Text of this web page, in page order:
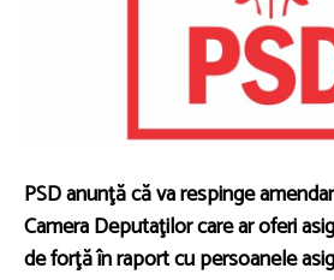
PSD anunţă că va respinge
Camera Deputaţilor care ar oferi
de forţă în raport cu persoanele